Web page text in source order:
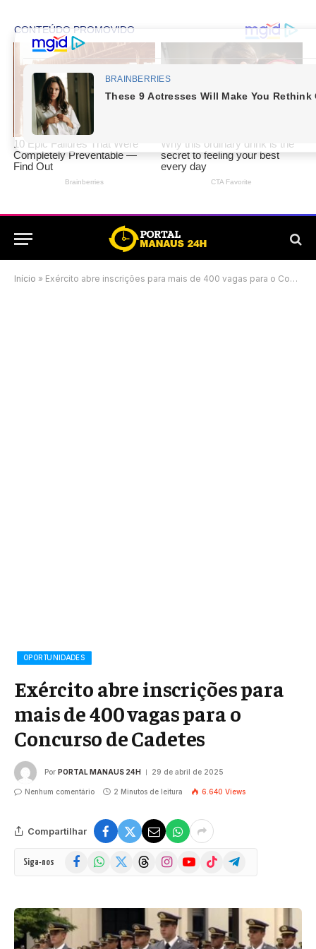
Início » Exército abre inscrições para mais de 400 vagas para o Concurso de Cadetes
OPORTUNIDADES
Exército abre inscrições para
mais de 400 vagas para o
Concurso de Cadetes
Por PORTAL MANAUS 24H 29 de abril de 2025
Nenhum comentário 2 Minutos de leitura 6.640 Views
Compartilhar
Siga-nos FacebookWhatsApp
(Twitter)
ThreadsInstagramYouTubeTikTok Telegram